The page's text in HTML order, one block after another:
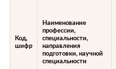
Код,
шифр
Наименование
профессии,
специальности,
направления
подготовки, научной
специальности